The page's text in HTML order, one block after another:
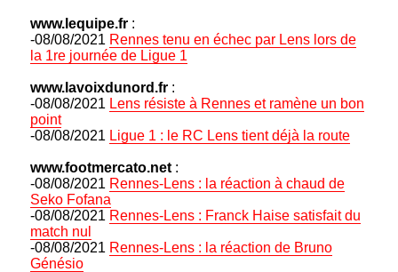
www.lequipe.fr :
-08/08/2021 Rennes tenu en échec par Lens lors de
la 1re journée de Ligue 1
www.lavoixdunord.fr :
-08/08/2021 Lens résiste à Rennes et ramène un bon
point
-08/08/2021 Ligue 1 : le RC Lens tient déjà la route
www.footmercato.net :
-08/08/2021 Rennes-Lens : la réaction à chaud de
Seko Fofana
-08/08/2021 Rennes-Lens : Franck Haise satisfait du
match nul
-08/08/2021 Rennes-Lens : la réaction de Bruno
Génésio